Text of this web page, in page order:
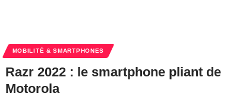
MOBILITÉ & SMARTPHONES
Razr 2022 : le smartphone pliant de
Motorola